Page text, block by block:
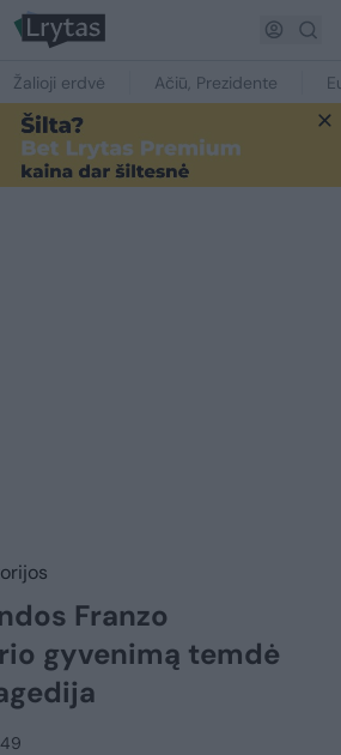
Žalioji erdvė Ačiū, Prezidente
Franzo
gyvenimą temdė